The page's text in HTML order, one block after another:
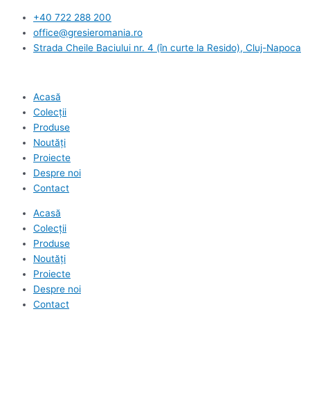
content
+40 722 288 200
office@gresieromania.ro
Strada Cheile Baciului nr. 4 (în curte la Resido), Cluj-Napoca
Acasă
Colecții
Produse
Noutăți
Proiecte
Despre noi
Contact
Acasă
Colecții
Produse
Noutăți
Proiecte
Despre noi
Contact